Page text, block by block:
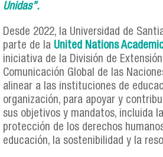
Unidas”.
Desde 2022, la Universidad de
parte de la United Nations
iniciativa de la División de
Comunicación Global de las
alinear a las instituciones de
organización, para apoyar y
sus objetivos y mandatos, incluida
protección de los derechos
educación, la sostenibilidad y la